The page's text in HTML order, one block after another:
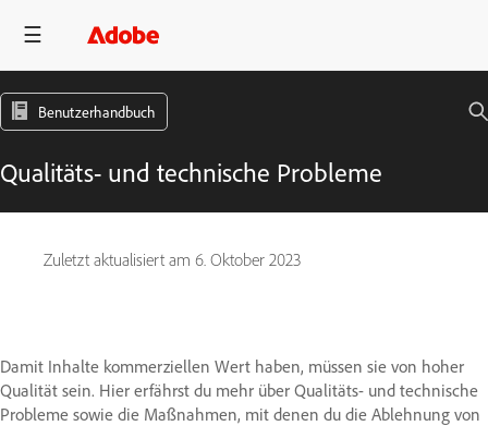
Benutzerhandbuch
Qualitäts- und technische Probleme
Zuletzt aktualisiert am 6. Oktober 2023
Damit Inhalte kommerziellen Wert haben, müssen sie von hoher
Qualität sein. Hier erfährst du mehr über Qualitäts- und technische
Probleme sowie die Maßnahmen, mit denen du die Ablehnung von